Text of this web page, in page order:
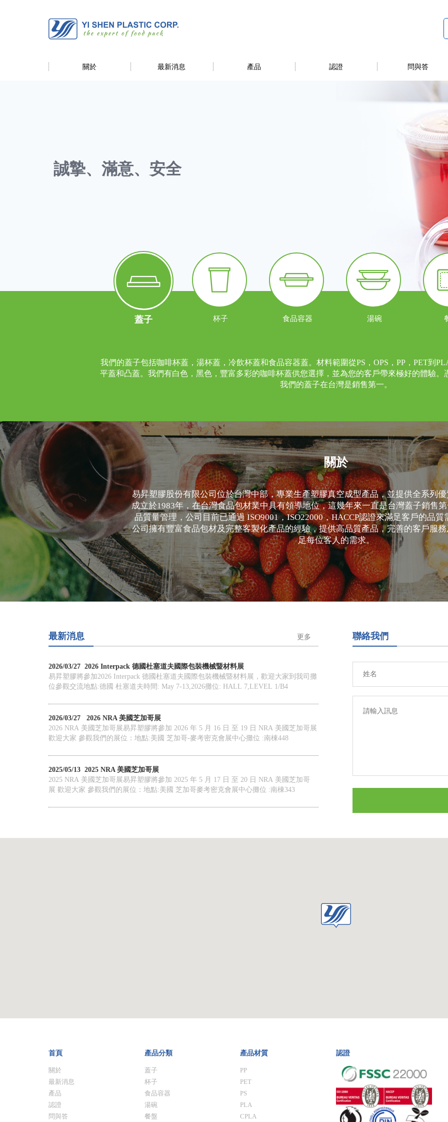
關於 最新消息 產品 認證 問與答
誠摯、滿意、安全
蓋子 杯子 食品容器 湯碗
我們的蓋子包括咖啡杯蓋，湯杯蓋，冷飲杯蓋和食品容器蓋。材料範圍從PS，OPS，PP，PET到
平蓋和凸蓋。我們有白色，黑色，豐富多彩的咖啡杯蓋供您選擇，並為您的客戶帶來極好的體驗
我們的蓋子在台灣是銷售第一。
關於
易昇塑膠股份有限公司位於台灣中部，專業生產塑膠真空成型產品，並提供全系列
成立於1983年，在台灣食品包材業中具有領導地位，這幾年來一直是台灣蓋子銷售
品質量管理，公司目前已通過 ISO9001，ISO22000，HACCP認證來滿足客戶的品
公司擁有豐富食品包材及完整客製化產品的經驗，提供高品質產品，完善的客戶服
足每位客人的需求。
最新消息 更多
2026/03/27 2026 Interpack 德國杜塞道夫國際包裝機械暨材料展
易昇塑膠將參加2026 Interpack 德國杜塞道夫國際包裝機械暨材料展，歡迎大家到我司攤
位參觀交流地點:德國 杜塞道夫時間: May 7-13,2026攤位: HALL 7,LEVEL 1/B4
2026/03/27
2026 NRA 美國芝加哥展
2026 NRA 美國芝加哥展易昇塑膠將參加 2026 年 5 月 16 日 至 19 日 NRA 美國芝加哥展
歡迎大家 參觀我們的展位：地點:美國 芝加哥-麥考密克會展中心攤位 :南棟448
2025/05/13 2025 NRA 美國芝加哥展
2025 NRA 美國芝加哥展易昇塑膠將參加 2025 年 5 月 17 日 至 20 日 NRA 美國芝加哥
展 歡迎大家 參觀我們的展位：地點:美國 芝加哥麥考密克會展中心攤位 :南棟343
聯絡我們
首頁
關於
最新消息
產品
認證
問與答
產品分類
蓋子
杯子
食品容器
湯碗
餐盤
產品材質
PP
PET
PS
PLA
CPLA
認證